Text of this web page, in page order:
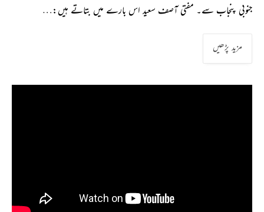
جنوبی پنجاب سے۔ مفتی آصف سعید اس بارے میں بتاتے ہیں:…
مزید پڑھیں